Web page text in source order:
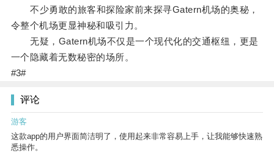
不少勇敢的旅客和探险家前来探寻Gatern机场的奥秘，
令整个机场更显神秘和吸引力。
无疑，Gatern机场不仅是一个现代化的交通枢纽，更是
一个隐藏着无数秘密的场所。
#3#
评论
游客
这款app的用户界面简洁明了，使用起来非常容易上手，让我能够快速熟
悉操作。